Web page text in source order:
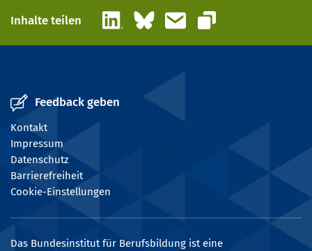
Inhalte teilen LinkedInBlueskyE-Mail
Link kopieren
Feedback geben
Kontakt
Impressum
Datenschutz
Barrierefreiheit
Cookie-Einstellungen
Das Bundesinstitut für Berufsbildung ist eine